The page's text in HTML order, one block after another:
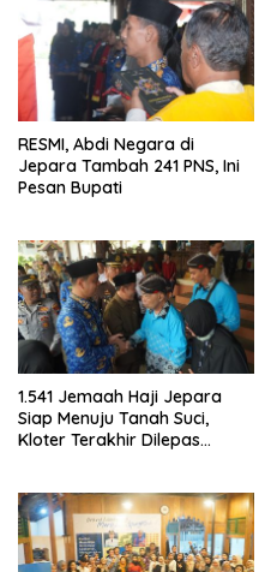
RESMI, Abdi Negara di
Jepara Tambah 241 PNS, Ini
Pesan Bupati
1.541 Jemaah Haji Jepara
Siap Menuju Tanah Suci,
Kloter Terakhir Dilepas